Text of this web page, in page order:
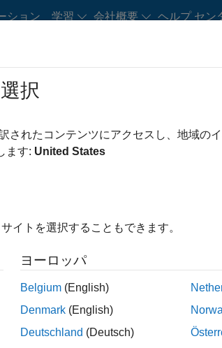
ション 学習 会社概要 ヘルプ セン
学生・キャリア初期の方
り込み条件 IT 企業向けセールス カスタマー
の求人情報は翻訳されていません。ご希
い。
択
されたコンテンツにアクセスし、地域の
ます: United States
イトを選択することもできます。
ヨーロッパ
Belgium (English)
Denmark (English)
Deutschland (Deutsch)